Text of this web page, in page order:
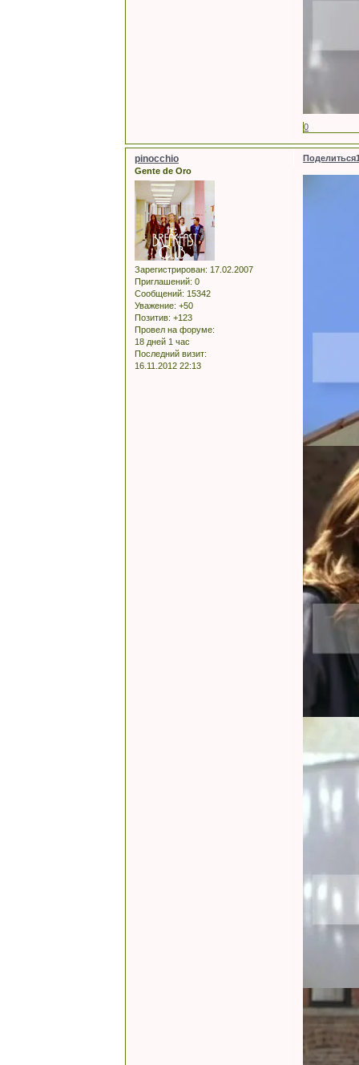
0
Поделиться
pinocchio
Gente de Oro
Зарегистрирован: 17.02.2007
Приглашений: 0
Сообщений: 15342
Уважение: +50
Позитив: +123
Провел на форуме:
18 дней 1 час
Последний визит:
16.11.2012 22:13